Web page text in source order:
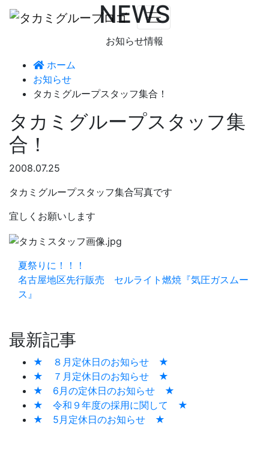
NEWS
お知らせ情報
ホーム
お知らせ
タカミグループスタッフ集合！
タカミグループスタッフ集
合！
2008.07.25
タカミグループスタッフ集合写真です
宜しくお願いします
夏祭りに！！！
名古屋地区先行販売 セルライト燃焼『気圧ガスムー
ス』
最新記事
★ ８月定休日のお知らせ ★
★ ７月定休日のお知らせ ★
★ 6月の定休日のお知らせ ★
★ 令和９年度の採用に関して ★
★ 5月定休日のお知らせ ★